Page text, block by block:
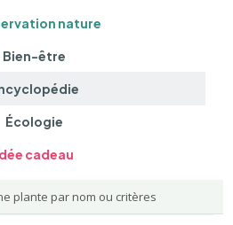
nature
Bien-être
Écologie
cadeau
plante par nom ou critères